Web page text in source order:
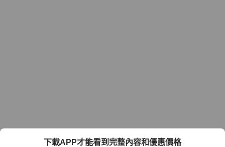
下載APP才能看到完整內容和優惠價格